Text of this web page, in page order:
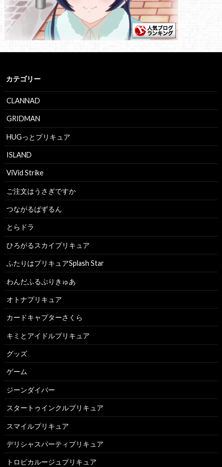
カテゴリー
CLANNAD
GRIDMAN
HUGっとプリキュア
ISLAND
ViVid Strike
ご注文はうさぎですか
つながるぱずるん
とらドラ
ひろがるスカイプリキュア
ふたりはプリキュアSplash Star
わんだふるぷりきゅあ
オトナプリキュア
カードキャプターさくら
キミとアイドルプリキュア
グッズ
ゲーム
ジーンダイバー
スタートゥインクルプリキュア
スマイルプリキュア
デリシャスパーティプリキュア
トロピカルージュプリキュア